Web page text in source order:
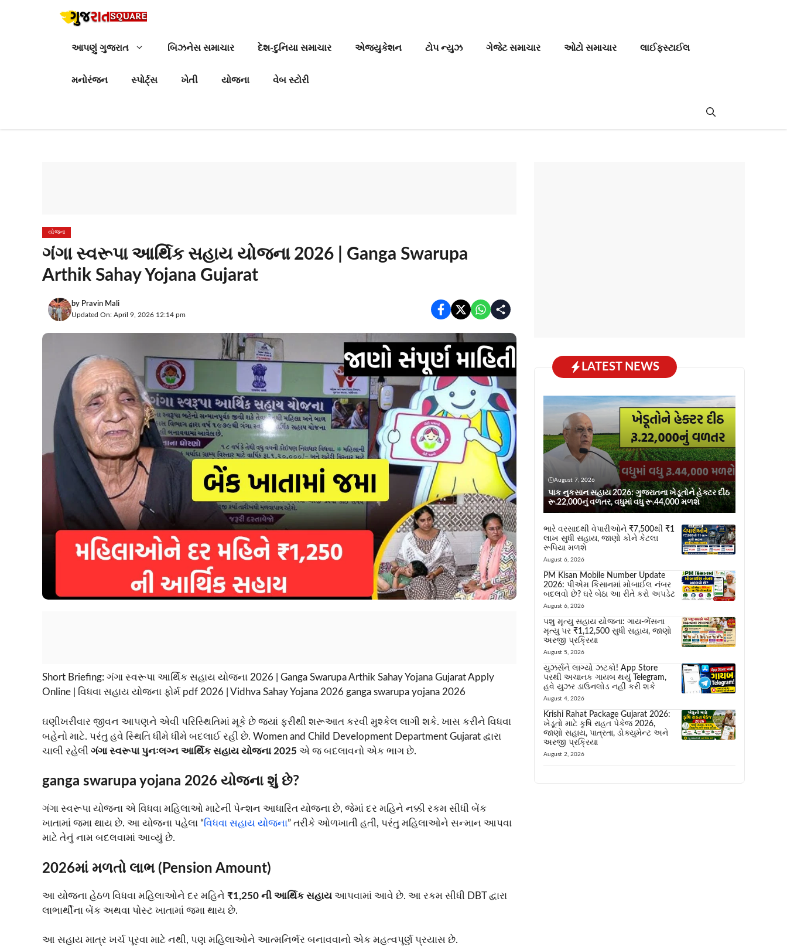
આપણું ગુજરાત બિઝનેસ સમાચાર દેશ-દુનિયા સમાચાર એજ્યુકેશન ટોપ ન્યુઝ ગેજેટ સમાચાર ઓટો સમાચાર લાઈફસ્ટાઈલ
મનોરંજન સ્પોર્ટ્સ ખેતી યોજના વેબ સ્ટોરી
યોજના
ગંગા સ્વરૂપા આર્થિક સહાય યોજના 2026 | Ganga Swarupa
Arthik Sahay Yojana Gujarat
by Pravin Mali
Updated On: April 9, 2026 12:14 pm
Short Briefing: ગંગા સ્વરૂપા આર્થિક સહાય યોજના 2026 | Ganga Swarupa Arthik Sahay Yojana Gujarat Apply
Online | વિધવા સહાય યોજના ફોર્મ pdf 2026 | Vidhva Sahay Yojana 2026 ganga swarupa yojana 2026
ઘણીખરીવાર જીવન આપણને એવી પરિસ્થિતિમાં મૂકે છે જ્યાં ફરીથી શરૂઆત કરવી મુશ્કેલ લાગી શકે. ખાસ કરીને વિધવા
બહેનો માટે. પરંતુ હવે સ્થિતિ ધીમે ધીમે બદલાઈ રહી છે. Women and Child Development Department Gujarat દ્વારા
ચાલી રહેલી ગંગા સ્વરૂપા પુનઃલગ્ન આર્થિક સહાય યોજના 2025 એ જ બદલાવનો એક ભાગ છે.
ganga swarupa yojana 2026 યોજના શું છે?
ગંગા સ્વરૂપા યોજના એ વિધવા મહિલાઓ માટેની પેન્શન આધારિત યોજના છે, જેમાં દર મહિને નક્કી રકમ સીધી બેંક
ખાતામાં જમા થાય છે. આ યોજના પહેલા “વિધવા સહાય યોજના” તરીકે ઓળખાતી હતી, પરંતુ મહિલાઓને સન્માન આપવા
માટે તેનું નામ બદલવામાં આવ્યું છે.
2026માં મળતો લાભ (Pension Amount)
આ યોજના હેઠળ વિધવા મહિલાઓને દર મહિને ₹1,250 ની આર્થિક સહાય આપવામાં આવે છે. આ રકમ સીધી DBT દ્વારા
લાભાર્થીના બેંક અથવા પોસ્ટ ખાતામાં જમા થાય છે.
આ સહાય માત્ર ખર્ચ પૂરવા માટે નથી, પણ મહિલાઓને આત્મનિર્ભર બનાવવાનો એક મહત્વપૂર્ણ પ્રયાસ છે.
LATEST NEWS
August 7, 2026
પાક નુકસાન સહાય 2026: ગુજરાતના ખેડૂતોને હેક્ટર દીઠ
રૂ.22,000નું વળતર, વધુમાં વધુ રૂ.44,000 મળશે
ભારે વરસાદથી વેપારીઓને ₹7,500થી ₹1
લાખ સુધી સહાય, જાણો કોને કેટલા
રૂપિયા મળશે
August 6, 2026
PM Kisan Mobile Number Update
2026: પીએમ કિસાનમાં મોબાઈલ નંબર
બદલવો છે? ઘરે બેઠા આ રીતે કરો અપડેટ
August 6, 2026
પશુ મૃત્યુ સહાય યોજના: ગાય-ભેંસના
મૃત્યુ પર ₹1,12,500 સુધી સહાય, જાણો
અરજી પ્રક્રિયા
August 5, 2026
યુઝર્સને લાગ્યો ઝટકો! App Store
પરથી અચાનક ગાયબ થયું Telegram,
હવે યુઝર ડાઉનલોડ નહીં કરી શકે
August 4, 2026
Krishi Rahat Package Gujarat 2026:
ખેડૂતો માટે કૃષિ રાહત પેકેજ 2026,
જાણો સહાય, પાત્રતા, ડોક્યુમેન્ટ અને
અરજી પ્રક્રિયા
August 2, 2026